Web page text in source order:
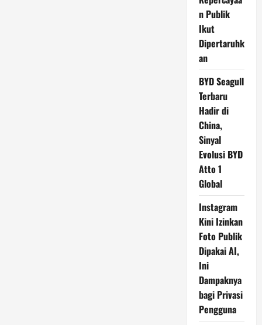
n Publik
Ikut
Dipertaruhk
an
BYD Seagull
Terbaru
Hadir di
China,
Sinyal
Evolusi BYD
Atto 1
Global
Instagram
Kini Izinkan
Foto Publik
Dipakai AI,
Ini
Dampaknya
bagi Privasi
Pengguna